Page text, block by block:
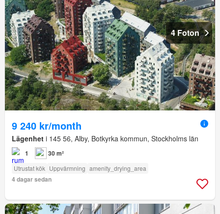
4 Foton
9 240 kr/month
Lägenhet i 145 56, Alby, Botkyrka kommun, Stockholms län
1 30 m²
Utrustat kök Uppvärmning amenity_drying_area
4 dagar sedan